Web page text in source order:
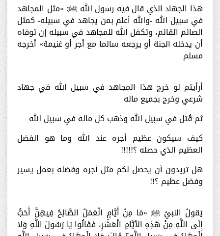
هذا الجهاد الذي قال فيه رسول الله ﷺ: «مثل المجاهد
في سبيل الله -والله أعلم بمن يجاهد في سبيله- كمثل
الصائم القائم، وتكفل الله للمجاهد في سبيله إن توفاه
أن يدخله الجنة أو يرجعه سالما مع أجر أو غنيمة» أخرجه
مسلم
أرأيتم لو خرج هذا المجاهد في سبيل الله في جهاد
شرعي وخرج بجميع ماله
ثم قُتل في سبيل الله وذهب كل ماله في سبيل الله
كيف سيكون عظيم أجره عند الله وما هو الفضل
العظيم الذي حصله ؟!!!!!
هل تريدون أن يحصل لكم مثل أجره وفضله بعمل يسير
وفضل عظيم ؟!!
يَقولُ النبيُ ﷺ «مَا مِنْ أَيَّامٍ الْعَمَلُ الصَّالِحُ فِيهِنَّ أَحَبُّ
إِلَى اللَّهِ مِنْ هَذِهِ الأيَّامِ الْعَشْرِ، فَقَالُوا يَا رَسُولَ اللَّهِ وَلا